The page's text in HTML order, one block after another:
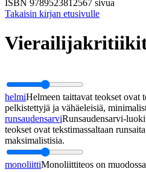
ISBN 9789523812567 sivua
Takaisin kirjan etusivulle
helmiHelmeen taittavat teokset ovat
pelkistettyjä ja vähäeleisiä,
runsaudensarviRunsaudensarvi-
teokset ovat tekstimassaltaan
maksimalistisia.
monoliittiMonoliittiteos on